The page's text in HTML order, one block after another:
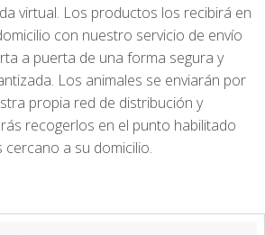
virtual. Los productos los recibirá en
con nuestro servicio de envío
a puerta de una forma segura y
Los animales se enviarán por
propia red de distribución y
recogerlos en el punto habilitado
cercano a su domicilio.